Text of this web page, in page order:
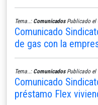
Tema..: ComunicadosPublicado el
Comunicado
de gas con la
Tema..: ComunicadosPublicado el
Comunicado
préstamo Flex